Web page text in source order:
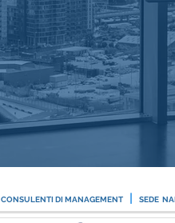
CONSULENTI DI MANAGEMENT | SEDE